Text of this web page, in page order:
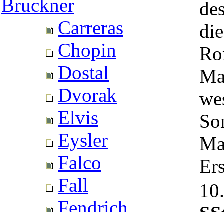
Bruckner
Carreras
Chopin
Dostal
Dvorak
Elvis
Eysler
Falco
Fall